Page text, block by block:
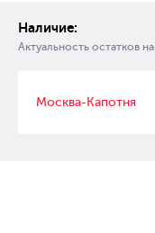
Наличие:
Актуальность остатков на
Москва-Капотня